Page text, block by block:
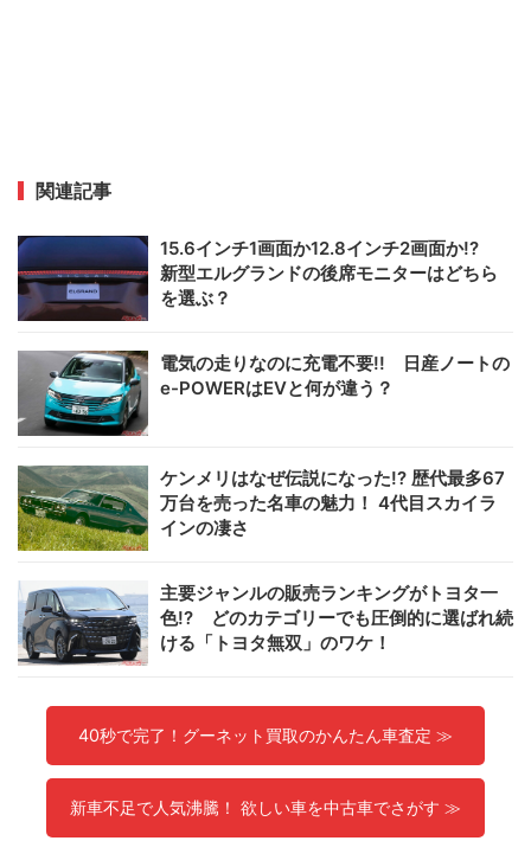
関連記事
15.6インチ1画面か12.8インチ2画面か!?
新型エルグランドの後席モニターはどちら
を選ぶ？
電気の走りなのに充電不要!! 日産ノートの
e-POWERはEVと何が違う？
ケンメリはなぜ伝説になった!? 歴代最多67
万台を売った名車の魅力！ 4代目スカイラ
インの凄さ
主要ジャンルの販売ランキングがトヨタ一
色!? どのカテゴリーでも圧倒的に選ばれ続
ける「トヨタ無双」のワケ！
40秒で完了！グーネット買取のかんたん車査定 ≫
新車不足で人気沸騰！ 欲しい車を中古車でさがす ≫